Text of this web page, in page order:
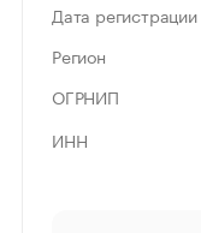
Дата регистрации
Регион
ОГРНИП
ИНН